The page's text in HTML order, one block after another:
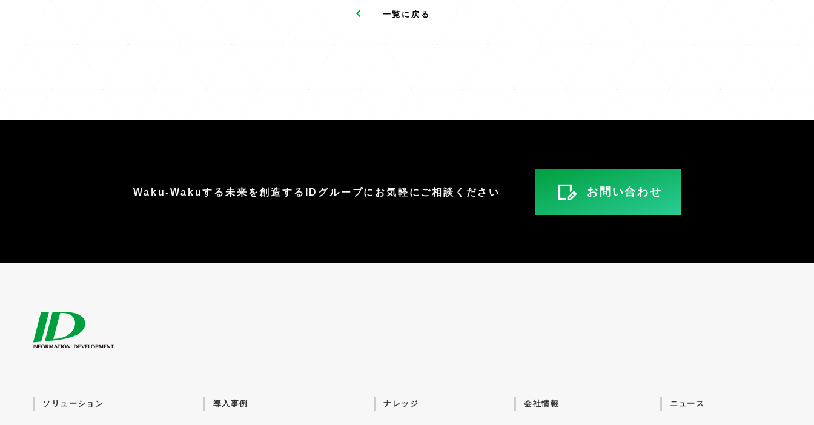
一覧に戻る
Waku-Wakuする未来を創造する IDグループに お気軽にご相談ください お問い合わせ
ソリューション 導入事例 ナレッジ 会社情報 ニュース